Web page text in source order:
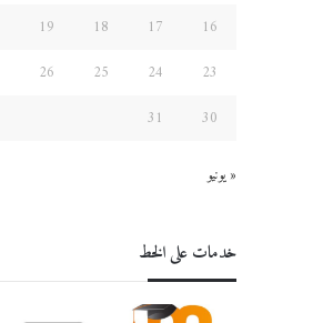
16
17
18
19
23
24
25
26
30
31
« يونيو
خدمات على الخط